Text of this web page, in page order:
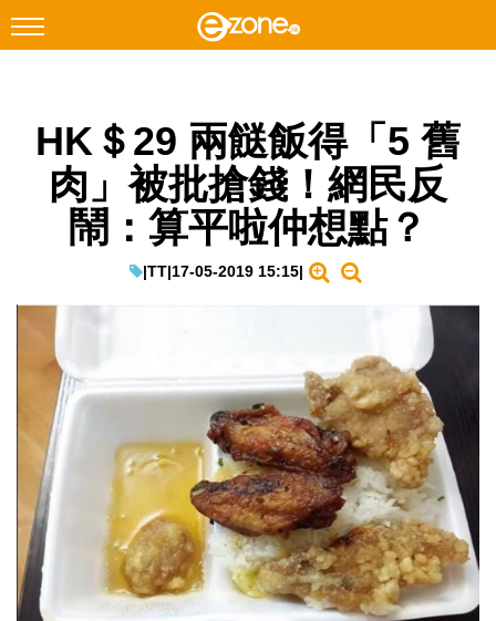
Facebook Instagram
科技焦點
網絡生活
教學評測
EduTech
IT Times
生成式AI與雲端應用
Enterprise Digital Transformation
特集
HK＄29 兩餸飯得「5 舊
肉」被批搶錢！網民反
鬧：算平啦仲想點？
|TT|17-05-2019 15:15|